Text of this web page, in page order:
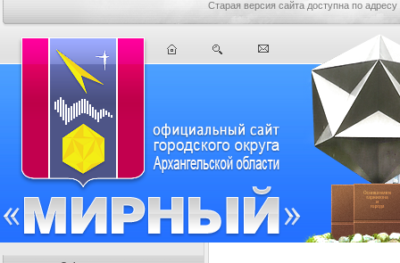
Старая версия сайта доступна по адресу